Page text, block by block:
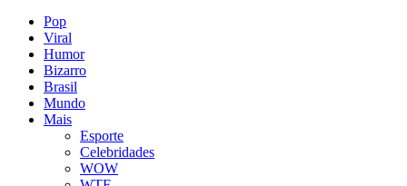
Pop
Viral
Humor
Bizarro
Brasil
Mundo
Mais
Esporte
Celebridades
WOW